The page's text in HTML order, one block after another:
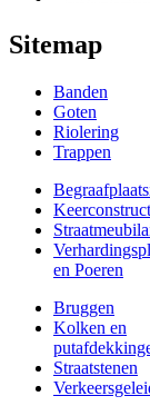
Sitemap
Banden
Goten
Riolering
Trappen
en Poeren
Bruggen
Kolken en
Straatstenen